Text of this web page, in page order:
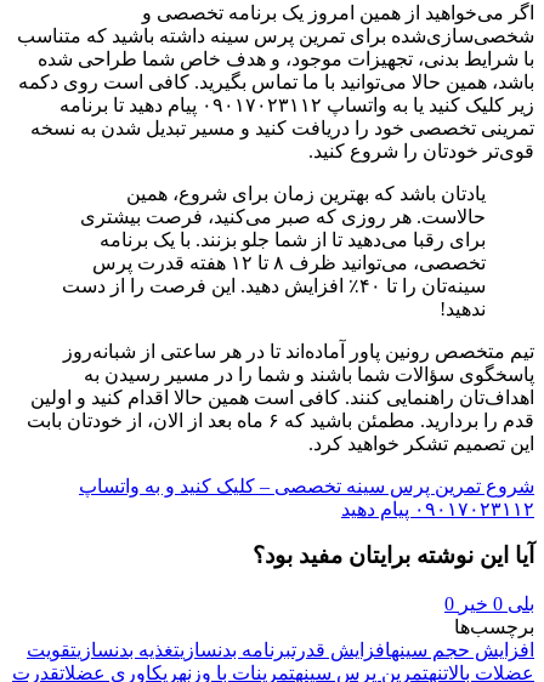
اگر می‌خواهید از همین امروز یک برنامه تخصصی و
شخصی‌سازی‌شده برای تمرین پرس سینه داشته باشید که متناسب
با شرایط بدنی، تجهیزات موجود، و هدف خاص شما طراحی شده
باشد، همین حالا می‌توانید با ما تماس بگیرید. کافی است روی دکمه
زیر کلیک کنید یا به واتساپ ۰۹۰۱۷۰۲۳۱۱۲ پیام دهید تا برنامه
تمرینی تخصصی خود را دریافت کنید و مسیر تبدیل شدن به نسخه
قوی‌تر خودتان را شروع کنید.
یادتان باشد که بهترین زمان برای شروع، همین
حالاست. هر روزی که صبر می‌کنید، فرصت بیشتری
برای رقبا می‌دهید تا از شما جلو بزنند. با یک برنامه
تخصصی، می‌توانید ظرف ۸ تا ۱۲ هفته قدرت پرس
سینه‌تان را تا ۴۰٪ افزایش دهید. این فرصت را از دست
ندهید!
تیم متخصص رونین پاور آماده‌اند تا در هر ساعتی از شبانه‌روز
پاسخگوی سؤالات شما باشند و شما را در مسیر رسیدن به
اهداف‌تان راهنمایی کنند. کافی است همین حالا اقدام کنید و اولین
قدم را بردارید. مطمئن باشید که ۶ ماه بعد از الان، از خودتان بابت
این تصمیم تشکر خواهید کرد.
شروع تمرین پرس سینه تخصصی – کلیک کنید و به واتساپ
۰۹۰۱۷۰۲۳۱۱۲ پیام دهید
آیا این نوشته برایتان مفید بود؟
بلی 0 خیر 0
برچسب‌ها
افزایش حجم سینهافزایش قدرتبرنامه بدنسازیتغذیه بدنسازیتقویت
عضلات بالاتنهتمرین پرس سینهتمرینات با وزنهریکاوری عضلاتقدرت